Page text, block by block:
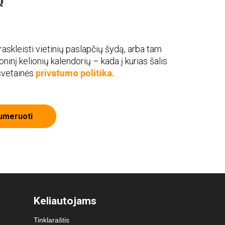
vietinių paslapčių šydą, arba tam
kelionių kalendorių – kada į kurias šalis
privatumo politika.
Keliautojams
Tinklaraštis